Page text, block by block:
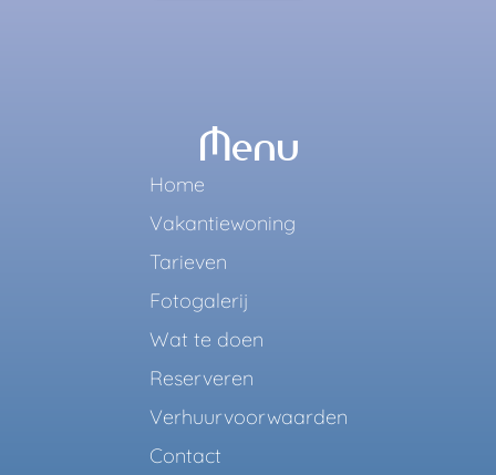
Menu
Home
Vakantiewoning
Tarieven
Fotogalerij
Wat te doen
Reserveren
Verhuurvoorwaarden
Contact